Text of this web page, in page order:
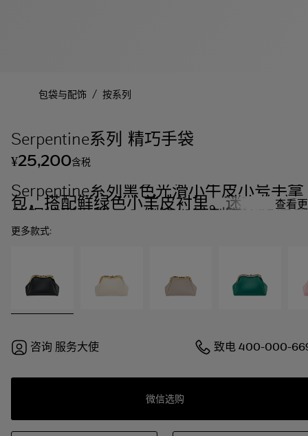
包袋与配饰 / 按系列
Serpentine系列 精巧手袋
¥25,200含税
Serpentine系列黑色光滑小牛皮小号手拿
包，搭配鲜绿色小羊皮衬里。迷人的镀金
黄铜蛇形框架，一侧饰以镌刻鳞片和红色
珐琅双眼，另一侧饰以黑色光滑小牛皮嵌
件，按扣开合。
查看
更多款式:
咨询 服务大使 致电400-000-
微信选购